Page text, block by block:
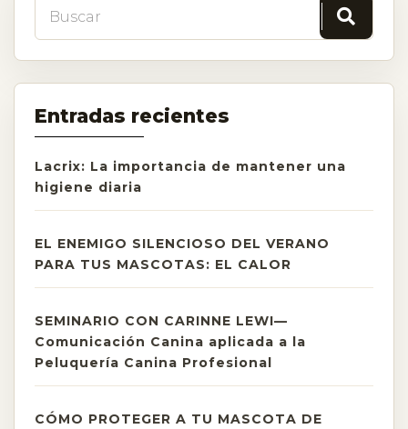
Entradas recientes
Lacrix: La importancia de mantener una
higiene diaria
EL ENEMIGO SILENCIOSO DEL VERANO
PARA TUS MASCOTAS: EL CALOR
SEMINARIO CON CARINNE LEWI—
Comunicación Canina aplicada a la
Peluquería Canina Profesional
CÓMO PROTEGER A TU MASCOTA DE